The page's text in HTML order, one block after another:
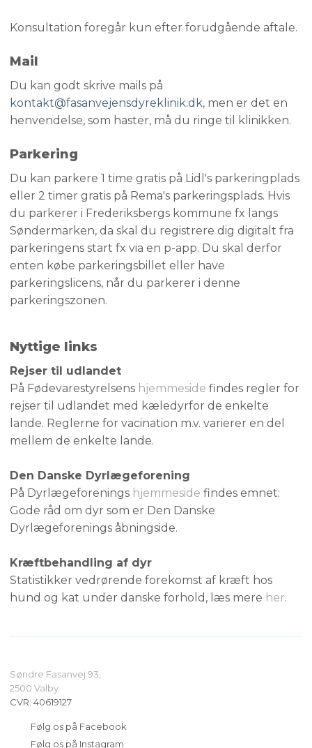
Konsultation foregår kun efter forudgående aftale.
Mail
Du kan godt skrive mails på
kontakt@fasanvejensdyreklinik.dk, men er det en
henvendelse, som haster, må du ringe til klinikken.
Parkering​
​Du kan parkere 1 time gratis på Lidl's parkeringplads
eller 2 timer gratis på Rema's parkeringsplads. Hvis
du parkerer i Frederiksbergs kommune fx langs
Søndermarken, da skal du registrere dig digitalt fra
parkeringens start fx via en p-app. Du skal derfor
enten købe parkeringsbillet eller have
parkeringslicens, når du parkerer i denne
parkeringszonen.
Nyttige links
Rejser til udlandet
På Fødevarestyrelsens hjemmeside findes regler for
rejser til udlandet med kæledyrfor de enkelte
lande. Reglerne for vacination m.v. varierer en del
mellem de enkelte lande.
Den Danske Dyrlægeforening
På Dyrlægeforenings hjemmeside ​findes emnet:
Gode råd om dyr som er Den Danske
Dyrlægeforenings åbningside.
Kræftbehandling af dyr
Statistikker vedrørende forekomst af kræft hos
hund og kat under danske forhold, læs mere her.
Søndre Fasanvej 93,
​2500 Valby
CVR​: 40619127
​Følg os på Facebook
​Følg os på Instagram